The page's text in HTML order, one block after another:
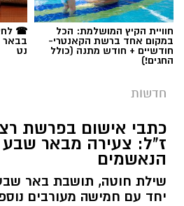
תגים:פרופ' אביב גולדברט
חוויית הקיץ המושלמת: הכל
במקום אחד ברשת הקאנטרי-
חודשיים + חודש מתנה (כולל
החגים!)
☎
נט
חדשות
כתבי אישום בפרשת
ז"ל: צעירה מבאר שבע
הנאשמים
יחד עם חמישה מעורבים